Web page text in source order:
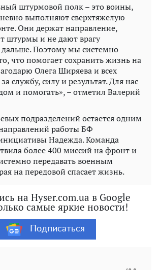
штурмовой полк – это воины,
выполняют сверхтяжелую
Они держат направление,
штурмы и не дают врагу
дальше. Поэтому мы системно
что помогает сохранить жизнь на
Олега Ширяева и всех
службу, силу и результат. Для нас
и помогать», – отметил Валерий
подразделений остается одним
работы БФ
Надежда. Команда
более 400 миссий на фронт и
передавать военным
на передовой спасает жизнь.
на Hyser.com.ua в Google
самые яркие новости!
Подписаться